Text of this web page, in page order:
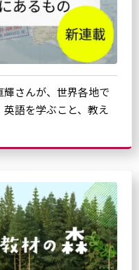
輝さんが、世界各地で
語を学ぶこと、教え